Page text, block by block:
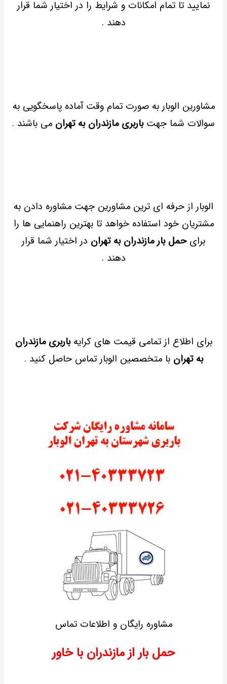
نمایید تا تمام امکانات و شرایط را در اختیار شما قرار
دهند .
مشاورین الوبار به صورت تمام وقت آماده پاسخگویی به
سوالات شما جهت باربری مازندران به تهران می باشند .
الوبار از حرفه ای ترین مشاورین جهت مشاوره دادن به
مشتریان خود استفاده خواهد تا بهترین راهنمایی ها را
برایحمل بار مازندران به تهران در اختیار شما قرار
دهند .
برای اطلاع از تمامی قیمت های کرایهباربری مازندران
به تهران با متخصصین الوبار تماس حاصل کنید .
مشاوره رایگان و اطلاعات تماس
حمل بار از مازندران با خاور